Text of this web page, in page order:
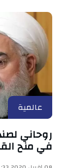
عالمية
روحاني
في منح